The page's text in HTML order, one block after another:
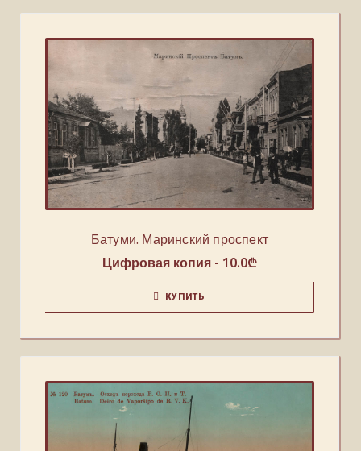
Батуми. Маринский проспект
Цифровая копия - 10.0₾
КУПИТЬ